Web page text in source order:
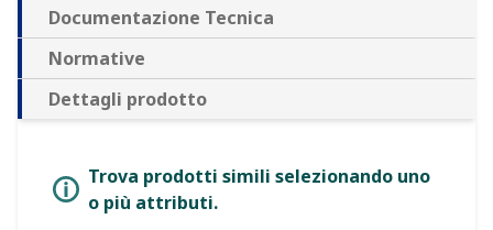
Documentazione Tecnica
Normative
Dettagli prodotto
Trova prodotti simili selezionando uno
o più attributi.